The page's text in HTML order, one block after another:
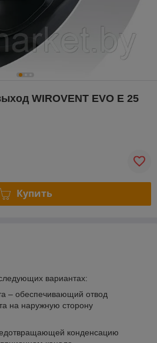
WIROVENT EVO E 25
Купить
вариантах:
– обеспечивающий отвод
на наружную сторону
конденсацию